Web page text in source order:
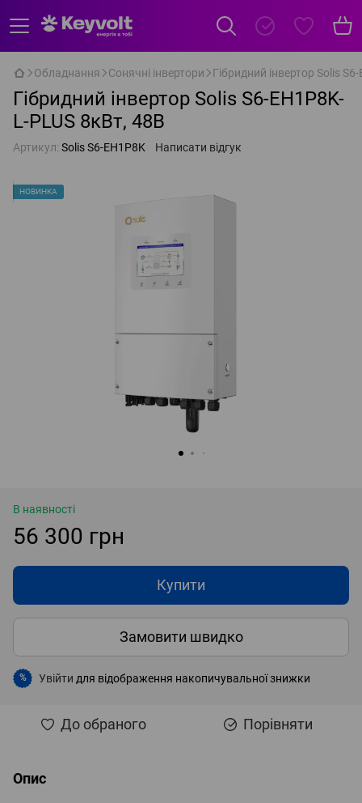
Обладнання Сонячні інвертори Гібридний інвертор Solis
Гібридний інвертор Solis S6-EH1P8K-
L-PLUS 8кВт, 48В
Артикул: Solis S6-EH1P8K Написати відгук
НОВИНКА
В наявності
56 300 грн
Купити
Замовити швидко
% Увійти для відображення накопичувальної знижки
До обраного Порівняти
Опис